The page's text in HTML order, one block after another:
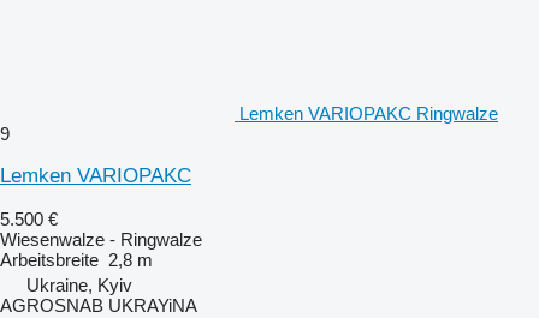
Lemken VARIOPAKC Ringwalze
9
Lemken VARIOPAKC
5.500 €
Wiesenwalze - Ringwalze
Arbeitsbreite 2,8 m
Ukraine, Kyiv
AGROSNAB UKRAYiNA